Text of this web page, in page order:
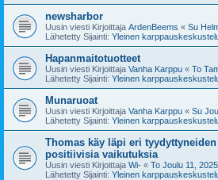
newsharbor
Uusin viesti Kirjoittaja ArdenBeems « Su
Lähetetty Sijainti: Yleinen
Hapanmaitotuotteet
Uusin viesti Kirjoittaja Vanha Karppu « To
Lähetetty Sijainti: Yleinen
Munaruoat
Uusin viesti Kirjoittaja Vanha Karppu « Su
Lähetetty Sijainti: Yleinen
Thomas käy läpi eri
positiivisia vaikutuksia
Uusin viesti Kirjoittaja Wi- « To Joulu 11,
Lähetetty Sijainti: Yleinen